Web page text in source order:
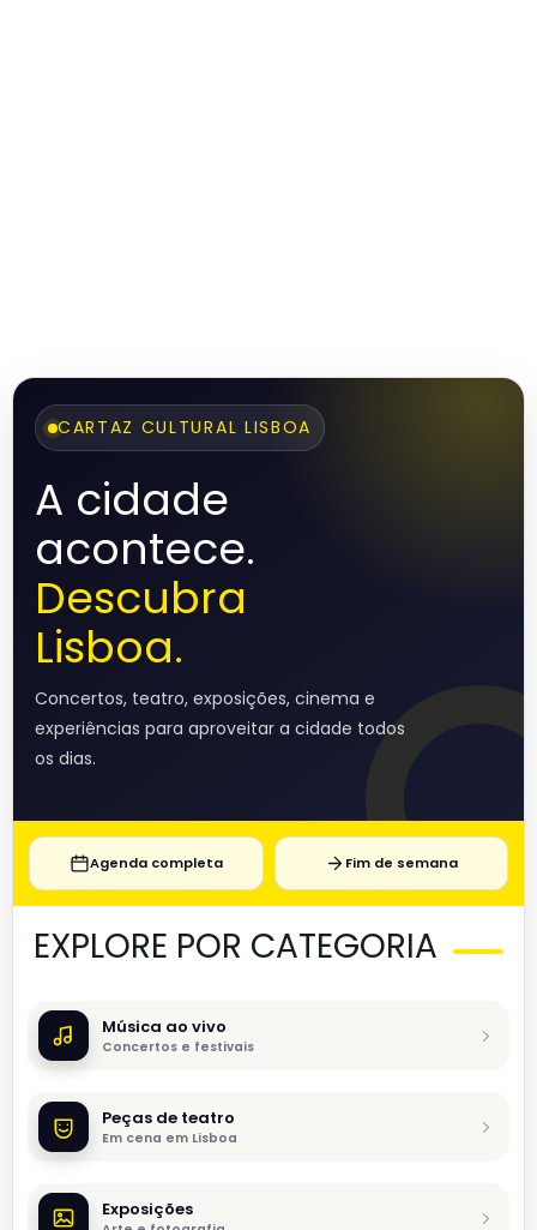
CARTAZ CULTURAL LISBOA
A cidade
acontece.
Descubra
Lisboa.
Concertos, teatro, exposições, cinema e
experiências para aproveitar a cidade todos
os dias.
Agenda completa Fim de semana
EXPLORE POR CATEGORIA
Música ao vivo
Concertos e festivais
Peças de teatro
Em cena em Lisboa
Exposições